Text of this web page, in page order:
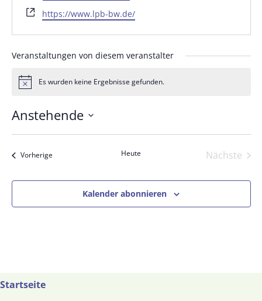
Webseite
https://www.lpb-bw.de/
Veranstaltungen von diesem veranstalter
HinweisEs wurden keine Ergebnisse gefunden.
Anstehende
Datum
VorherigeVeranstaltungen Heute
Nächste
Kalender abonnieren
Startseite